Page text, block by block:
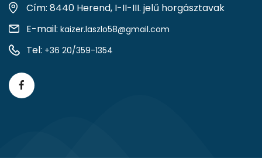
Cím: 8440 Herend, I-II-III. jelű horgásztavak
E-mail: kaizer.laszlo58@gmail.com
Tel: +36 20/359-1354